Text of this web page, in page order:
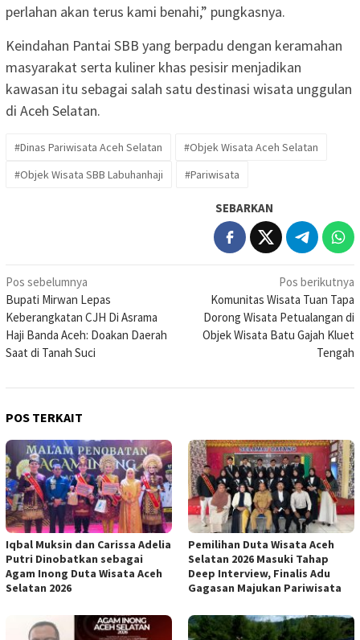
perlahan akan terus kami benahi,” pungkasnya.
Keindahan Pantai SBB yang berpadu dengan keramahan
masyarakat serta kuliner khas pesisir menjadikan
kawasan itu sebagai salah satu destinasi wisata unggulan
di Aceh Selatan.
#Dinas Pariwisata Aceh Selatan
#Objek Wisata Aceh Selatan
#Objek Wisata SBB Labuhanhaji
#Pariwisata
SEBARKAN
Navigasi
pos
Pos sebelumnya
Bupati Mirwan Lepas
Keberangkatan CJH Di Asrama
Haji Banda Aceh: Doakan Daerah
Saat di Tanah Suci
Pos berikutnya
Komunitas Wisata Tuan Tapa
Dorong Wisata Petualangan di
Objek Wisata Batu Gajah Kluet
Tengah
POS TERKAIT
Iqbal Muksin dan Carissa Adelia
Putri Dinobatkan sebagai
Agam Inong Duta Wisata Aceh
Selatan 2026
Pemilihan Duta Wisata Aceh
Selatan 2026 Masuki Tahap
Deep Interview, Finalis Adu
Gagasan Majukan Pariwisata